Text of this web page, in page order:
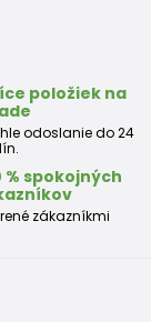
položiek na
odoslanie do 24
% spokojných
zákazníkmi